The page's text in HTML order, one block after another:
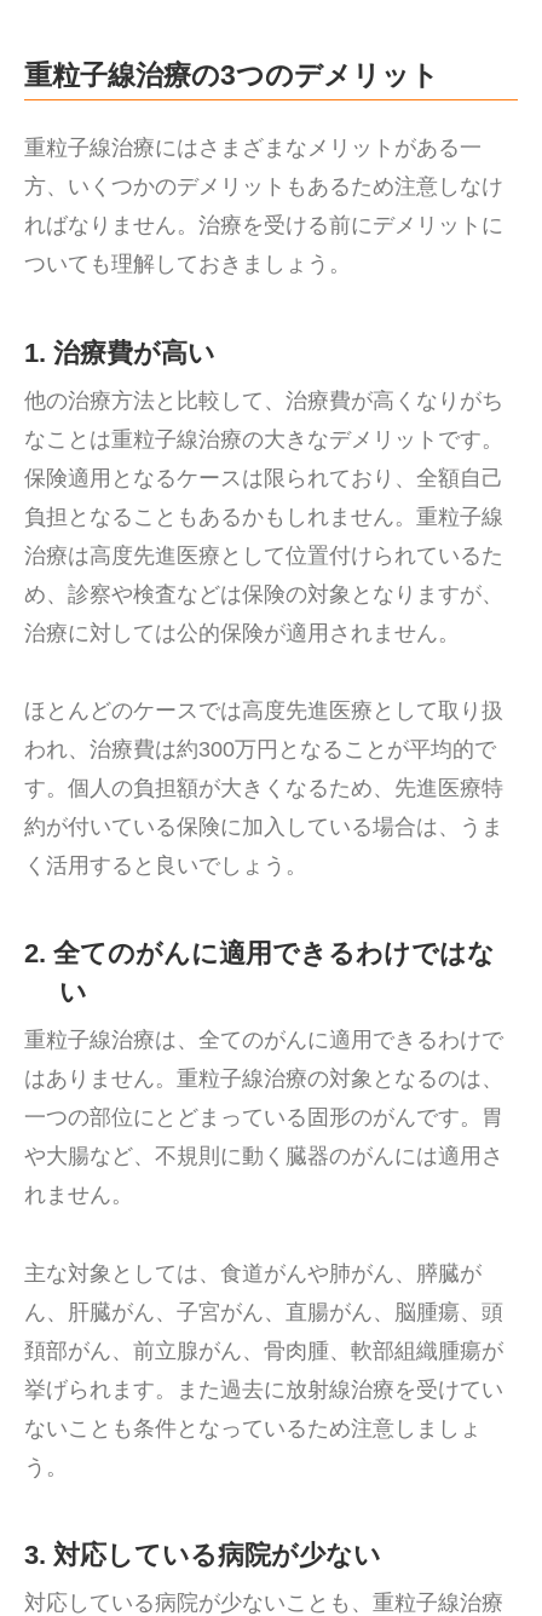
重粒子線治療の3つのデメリット
重粒子線治療にはさまざまなメリットがある一
方、いくつかのデメリットもあるため注意しなけ
ればなりません。治療を受ける前にデメリットに
ついても理解しておきましょう。
1. 治療費が高い
他の治療方法と比較して、治療費が高くなりがち
なことは重粒子線治療の大きなデメリットです。
保険適用となるケースは限られており、全額自己
負担となることもあるかもしれません。重粒子線
治療は高度先進医療として位置付けられているた
め、診察や検査などは保険の対象となりますが、
治療に対しては公的保険が適用されません。
ほとんどのケースでは高度先進医療として取り扱
われ、治療費は約300万円となることが平均的で
す。個人の負担額が大きくなるため、先進医療特
約が付いている保険に加入している場合は、うま
く活用すると良いでしょう。
2. 全てのがんに適用できるわけではな
い
重粒子線治療は、全てのがんに適用できるわけで
はありません。重粒子線治療の対象となるのは、
一つの部位にとどまっている固形のがんです。胃
や大腸など、不規則に動く臓器のがんには適用さ
れません。
主な対象としては、食道がんや肺がん、膵臓が
ん、肝臓がん、子宮がん、直腸がん、脳腫瘍、頭
頚部がん、前立腺がん、骨肉腫、軟部組織腫瘍が
挙げられます。また過去に放射線治療を受けてい
ないことも条件となっているため注意しましょ
う。
3. 対応している病院が少ない
対応している病院が少ないことも、重粒子線治療